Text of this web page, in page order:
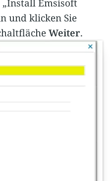
„Install Emsisoft
und klicken Sie
Weiter.